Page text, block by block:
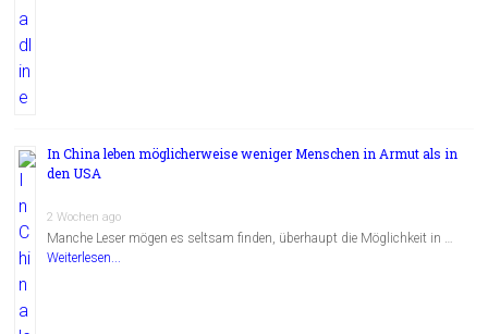
In China leben möglicherweise weniger Menschen in Armut als in
den USA
2 Wochen ago
Manche Leser mögen es seltsam finden, überhaupt die Möglichkeit in …
Weiterlesen...